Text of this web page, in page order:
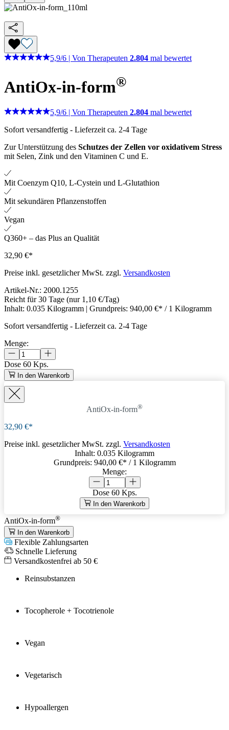
5,9/6 | Von Therapeuten 2.804 mal bewertet
AntiOx-in-form®
5,9/6 | Von Therapeuten 2.804 mal bewertet
Sofort versandfertig - Lieferzeit ca. 2-4 Tage
Zur Unterstützung des Schutzes der Zellen vor oxidativem Stress
mit Selen, Zink und den Vitaminen C und E.
Mit Coenzym Q10, L-Cystein und L-Glutathion
Mit sekundären Pflanzenstoffen
Vegan
Q360+ – das Plus an Qualität
32,90 €*
Preise inkl. gesetzlicher MwSt. zzgl. Versandkosten
Artikel-Nr.: 2000.1255
Reicht für 30 Tage (nur 1,10 €/Tag)
Inhalt: 0.035 Kilogramm | Grundpreis: 940,00 €* / 1 Kilogramm
Sofort versandfertig - Lieferzeit ca. 2-4 Tage
Menge:
Dose 60 Kps.
In den Warenkorb
AntiOx-in-form®
32,90 €*
Preise inkl. gesetzlicher MwSt. zzgl. Versandkosten
Inhalt: 0.035 Kilogramm
Grundpreis: 940,00 €* / 1 Kilogramm
Menge:
Dose 60 Kps.
In den Warenkorb
AntiOx-in-form®
In den Warenkorb
Flexible Zahlungsarten
Schnelle Lieferung
Versandkostenfrei ab 50 €
Reinsubstanzen
Tocopherole + Tocotrienole
Vegan
Vegetarisch
Hypoallergen